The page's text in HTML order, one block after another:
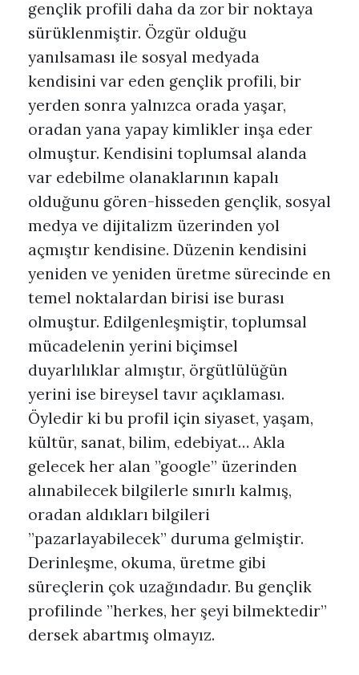
gençlik profili daha da zor bir noktaya
sürüklenmiştir. Özgür olduğu
yanılsaması ile sosyal medyada
kendisini var eden gençlik profili, bir
yerden sonra yalnızca orada yaşar,
oradan yana yapay kimlikler inşa eder
olmuştur. Kendisini toplumsal alanda
var edebilme olanaklarının kapalı
olduğunu gören-hisseden gençlik, sosyal
medya ve dijitalizm üzerinden yol
açmıştır kendisine. Düzenin kendisini
yeniden ve yeniden üretme sürecinde en
temel noktalardan birisi ise burası
olmuştur. Edilgenleşmiştir, toplumsal
mücadelenin yerini biçimsel
duyarlılıklar almıştır, örgütlülüğün
yerini ise bireysel tavır açıklaması.
Öyledir ki bu profil için siyaset, yaşam,
kültür, sanat, bilim, edebiyat… Akla
gelecek her alan ”google” üzerinden
alınabilecek bilgilerle sınırlı kalmış,
oradan aldıkları bilgileri
”pazarlayabilecek” duruma gelmiştir.
Derinleşme, okuma, üretme gibi
süreçlerin çok uzağındadır. Bu gençlik
profilinde ”herkes, her şeyi bilmektedir”
dersek abartmış olmayız.